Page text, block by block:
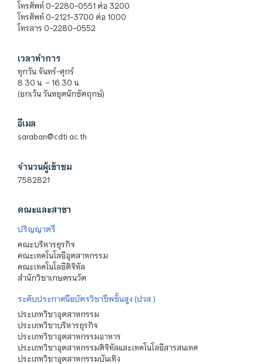
โทรศัพท์ 0-2280-0551 ต่อ 3200
โทรศัพท์ 0-2121-3700 ต่อ 1000
โทรสาร 0-2280-0552
เวลาทำการ
ทุกวัน จันทร์-ศุกร์
8.30 น. – 16.30 น.
(ยกเว้น วันหยุดนักขัตฤกษ์)
อีเมล
saraban@cdti.ac.th
จำนวนผู้เข้าชม
7582821
คณะและสาขา
ปริญญาตรี
คณะบริหารธุรกิจ
คณะเทคโนโลยีอุตสาหกรรม
คณะเทคโนโลยีดิจิทัล
สำนักวิชาเกษตรนวัต
ระดับประกาศนียบัตรวิชาชีพชั้นสูง (ปวส.)
ประเภทวิชาอุตสาหกรรม
ประเภทวิชาบริหารธุรกิจ
ประเภทวิชาอุตสาหกรรมอาหาร
ประเภทวิชาอุตสาหกรรมดิจิทัลและเทคโนโลยีสารสนเทศ
ประเภทวิชาอุตสาหกรรมบันเทิง